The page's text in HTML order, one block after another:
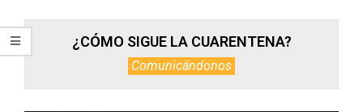
¿CÓMO SIGUE LA CUARENTENA?
Comunicándonos